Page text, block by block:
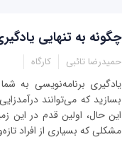
چگونه به تنهایی
حمیدرضا تائبی کارگاه
یادگیری برنامه‌نویسی به
بسازید که می‌توانند
این ‌حال، اولین قدم در این
مشکلی که بسیاری از افراد